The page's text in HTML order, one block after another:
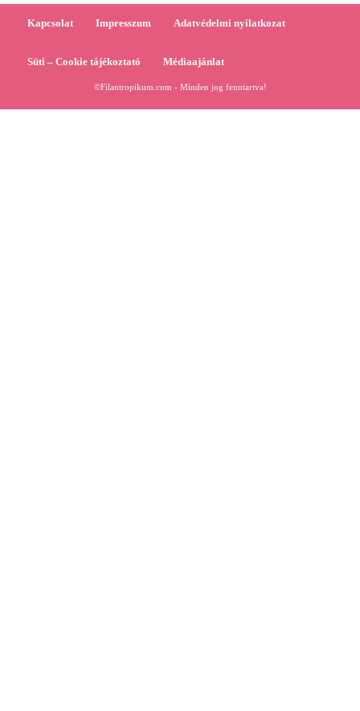
Kapcsolat Impresszum Adatvédelmi nyilatkozat
Süti – Cookie tájékoztató Médiaajánlat
©Filantropikum.com - Minden jog fenntartva!